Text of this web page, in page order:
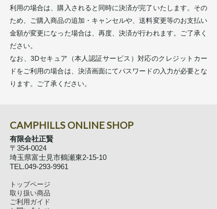
利用の場合は、購入されると同時に決済が完了いたします。その
ため、ご購入商品の追加・キャンセルや、送料変更等のお支払い
金額が変更になった場合は、再度、決済が行われます。ご了承く
ださい。
なお、3Dセキュア（本人認証サービス）対応のクレジットカー
ドをご利用の場合は、決済画面にてパスワードの入力が必要とな
ります。ご了承ください。
CAMPHILLS ONLINE SHOP
有限会社正賢
〒354-0024
埼玉県富士見市鶴瀬東2-15-10
TEL.049-293-9961
トップページ
取り扱い商品
ご利用ガイド